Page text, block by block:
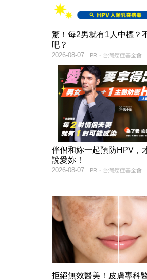
驚！每2男就有1人中標？
吧？
PR・台灣癌症基金會
2026-08-07
伴侶和妳一起預防HPV，
說愛妳！
PR・台灣癌症基金會
2026-08-07
拒絕無效醫美！皮膚專科